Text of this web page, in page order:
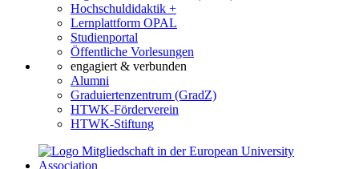
Hochschuldidaktik +
Lernplattform OPAL
Studienportal
Öffentliche Vorlesungen
engagiert & verbunden
Alumni
Graduiertenzentrum (GradZ)
HTWK-Förderverein
HTWK-Stiftung